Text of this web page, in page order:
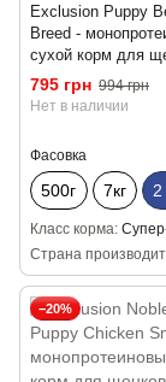
Exclusion Puppy
Breed -
сухой корм для
малых пород с
795 грн 994 грн
Нет в наличии
Фасовка
500г 7кг 2
Класс корма
Страна
−20%